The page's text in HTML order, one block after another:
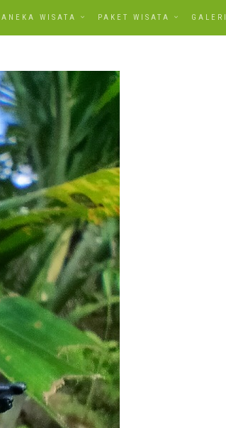
ANEKA WISATA PAKET WISATA GALERI